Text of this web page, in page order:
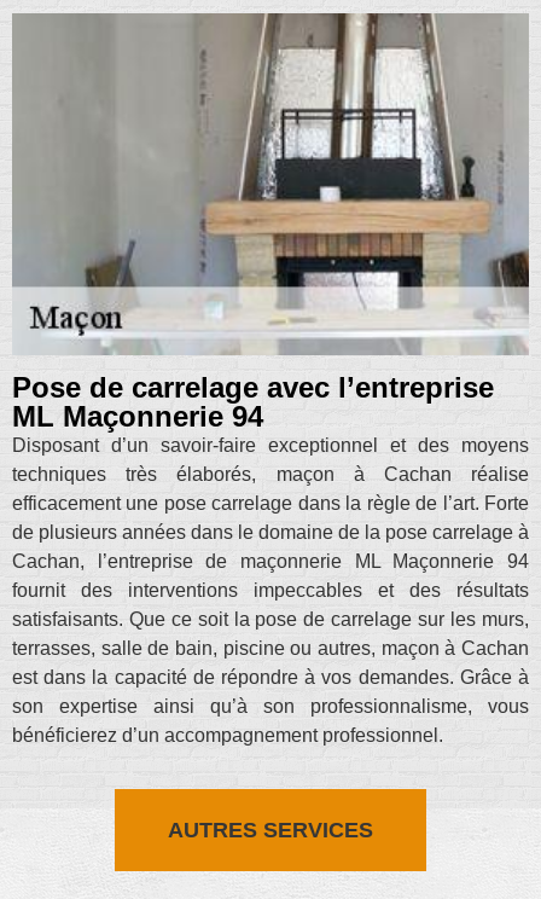
Pose de carrelage avec l’entreprise
ML Maçonnerie 94
Disposant d’un savoir-faire exceptionnel et des moyens
techniques très élaborés, maçon à Cachan réalise
efficacement une pose carrelage dans la règle de l’art. Forte
de plusieurs années dans le domaine de la pose carrelage à
Cachan, l’entreprise de maçonnerie ML Maçonnerie 94
fournit des interventions impeccables et des résultats
satisfaisants. Que ce soit la pose de carrelage sur les murs,
terrasses, salle de bain, piscine ou autres, maçon à Cachan
est dans la capacité de répondre à vos demandes. Grâce à
son expertise ainsi qu’à son professionnalisme, vous
bénéficierez d’un accompagnement professionnel.
AUTRES SERVICES